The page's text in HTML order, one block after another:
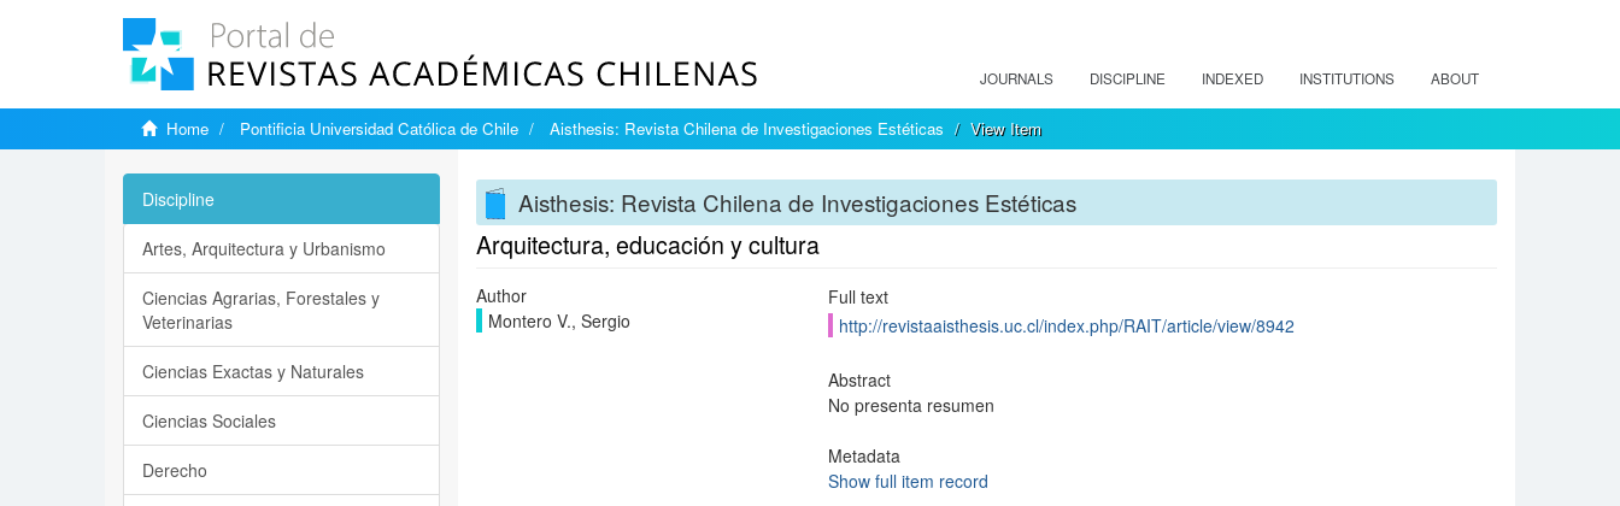
JOURNALS DISCIPLINE INDEXED INSTITUTIONS ABOUT
Home Pontificia Universidad Católica de Chile Aisthesis: Revista Chilena de Investigaciones Estéticas View Item
Aisthesis: Revista Chilena de Investigaciones Estéticas
Arquitectura, educación y cultura
Author
Montero V., Sergio
Full text
http://revistaaisthesis.uc.cl/index.php/RAIT/article/view/8942
Abstract
No presenta resumen
Metadata
Show full item record
Discipline
Artes, Arquitectura y Urbanismo
Ciencias Agrarias, Forestales y
Veterinarias
Ciencias Exactas y Naturales
Ciencias Sociales
Derecho